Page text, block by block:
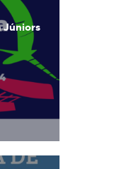
Júniors